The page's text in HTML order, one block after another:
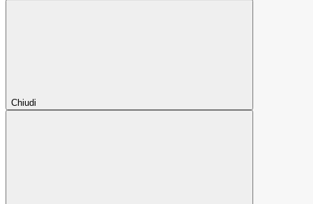
Chiudi